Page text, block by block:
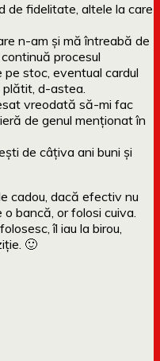
de fidelitate, altele la care
n-am și mă întreabă de
procesul
stoc, eventual cardul
plătit, d-astea.
vreodată să-mi fac
de genul menționat în
de câțiva ani buni și
cadou, dacă efectiv nu
bancă, or folosi cuiva.
îl iau la birou,
🙂